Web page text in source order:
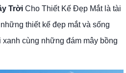
Trời Cho Thiết Kế Đẹp Mắt là tài
thiết kế đẹp mắt và sống
cùng những đám mây bồng